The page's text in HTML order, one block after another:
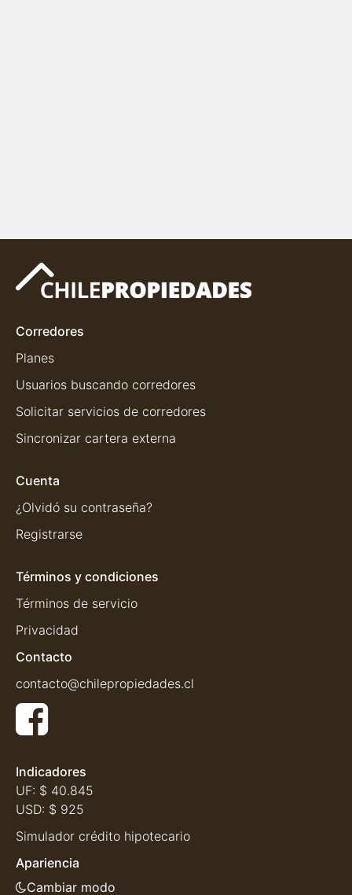
Corredores
Planes
Usuarios buscando corredores
Solicitar servicios de corredores
Sincronizar cartera externa
Cuenta
¿Olvidó su contraseña?
Registrarse
Términos y condiciones
Términos de servicio
Privacidad
Contacto
contacto@chilepropiedades.cl
Indicadores
UF: $ 40.845
USD: $ 925
Simulador crédito hipotecario
Apariencia
Cambiar modo